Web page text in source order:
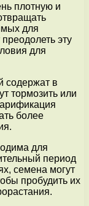
плотную и
для
эту
для
содержат в
тормозить или
более
для
период
семена могут
пробудить их